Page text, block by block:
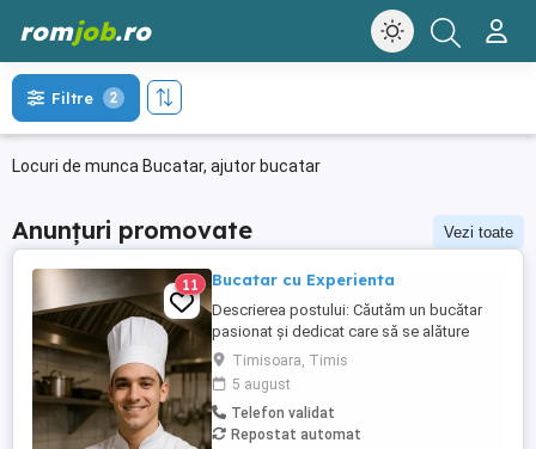
romjob.ro
Locuri de munca Bucatar, ajutor bucatar
Filtre 2
Anunțuri promovate Vezi toate
11 Bucatar cu Experienta
Descrierea postului: Căutăm un bucătar
pasionat și dedicat care să se alăture
echipei noastre. Persoana potrivită va fi
responsabilă de pregătirea preparatelor
conform meniului, respectarea
standardelor de calitate și igienă, precum
și contribuirea la menținerea unei
Timisoara, Timis
5 august
Telefon validat
Repostat automat